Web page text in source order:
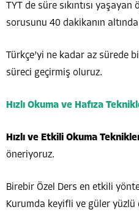
TYT de süre sıkıntısı
sorusunu 40 dakikanın
Türkçe’yi ne kadar az sürede
süreci geçirmiş oluruz.
Hızlı Okuma ve Hafıza
Hızlı ve Etkili Okuma
öneriyoruz.
Birebir Özel Ders en etkili
Kurumda keyifli ve güler